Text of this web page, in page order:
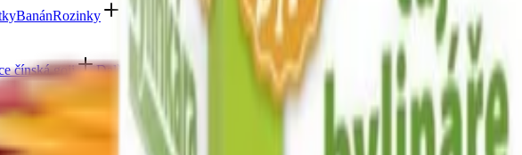
BanánRozinky
Další kategorie
čínská goji
Další kategorie
semínka Lněná semínkaKonopná semínka
Další kategorie